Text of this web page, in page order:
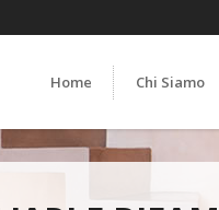
Home Chi Siamo